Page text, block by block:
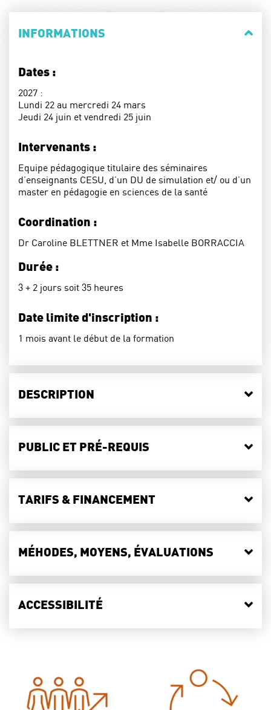
INFORMATIONS
Dates :
2027 :
Lundi 22 au mercredi 24 mars
Jeudi 24 juin et vendredi 25 juin
Intervenants :
Equipe pédagogique titulaire des séminaires
d’enseignants CESU, d’un DU de simulation et/ ou d’un
master en pédagogie en sciences de la santé
Coordination :
Dr Caroline BLETTNER et Mme Isabelle BORRACCIA
Durée :
3 + 2 jours soit 35 heures
Date limite d'inscription :
1 mois avant le début de la formation
DESCRIPTION
PUBLIC ET PRÉ-REQUIS
TARIFS & FINANCEMENT
MÉHODES, MOYENS, ÉVALUATIONS
ACCESSIBILITÉ